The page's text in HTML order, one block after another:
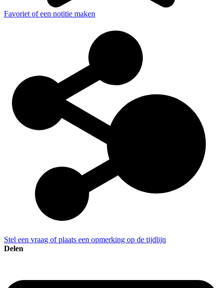
Favoriet of een notitie maken
Stel een vraag of plaats een opmerking op de tijdlijn
Delen